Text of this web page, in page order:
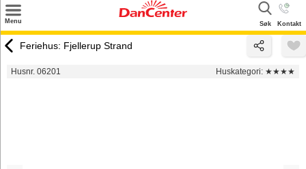
Menu Kontakt
Søk
Tilbud
Feriehus: Fjellerup Strand
Husnr. 06201 Huskategori: ★★★★